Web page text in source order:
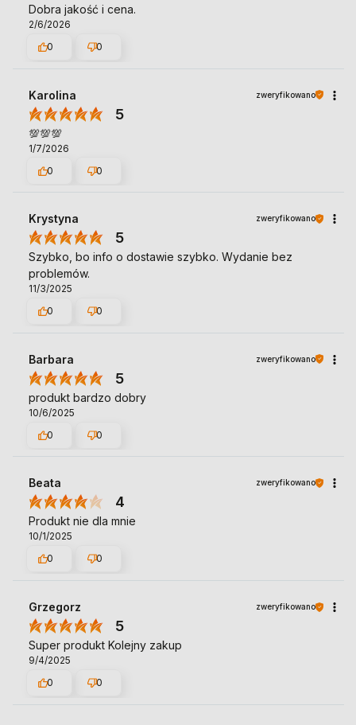
Dobra jakość i cena.
2/6/2026
0
0
Karolina zweryfikowano
5
💯💯💯
1/7/2026
0
0
Krystyna zweryfikowano
5
Szybko, bo info o dostawie szybko. Wydanie bez
problemów.
11/3/2025
0
0
Barbara zweryfikowano
5
produkt bardzo dobry
10/6/2025
0
0
Beata zweryfikowano
4
Produkt nie dla mnie
10/1/2025
0
0
Grzegorz zweryfikowano
5
Super produkt Kolejny zakup
9/4/2025
0
0